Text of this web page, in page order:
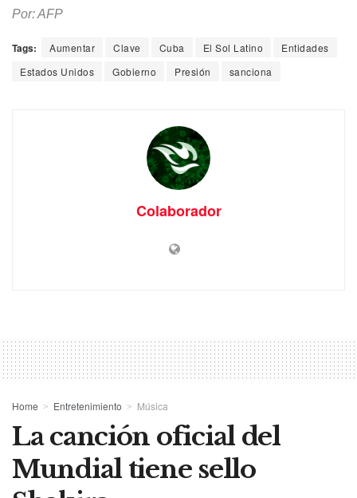
Por: AFP
Tags: Aumentar Clave Cuba El Sol Latino
Entidades
Estados Unidos
Gobierno Presión sanciona
Colaborador
Home Entretenimiento Música
La canción oficial del
Mundial tiene sello